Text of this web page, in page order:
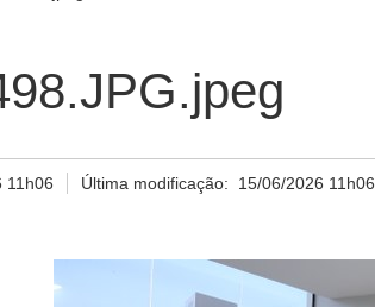
11h06 Última modificação: 15/06/2026 11h06